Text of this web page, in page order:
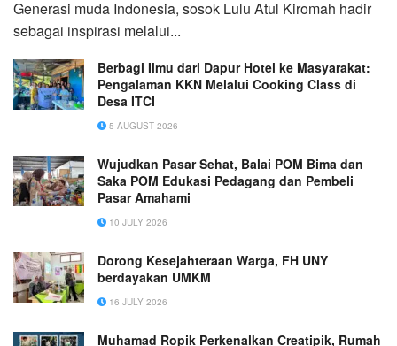
Generasi muda Indonesia, sosok Lulu Atul Kiromah hadir
sebagai inspirasi melalui...
Berbagi Ilmu dari Dapur Hotel ke Masyarakat:
Pengalaman KKN Melalui Cooking Class di
Desa ITCI
5 AUGUST 2026
Wujudkan Pasar Sehat, Balai POM Bima dan
Saka POM Edukasi Pedagang dan Pembeli
Pasar Amahami
10 JULY 2026
Dorong Kesejahteraan Warga, FH UNY
berdayakan UMKM
16 JULY 2026
Muhamad Ropik Perkenalkan Creatipik, Rumah